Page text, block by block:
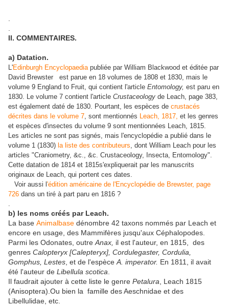
II. COMMENTAIRES.
a) Datation.
L'Edinburgh Encyclopaedia publiée par William Blackwood et éditée par
David Brewster est parue en 18 volumes de 1808 et 1830, mais le
volume 9 England to Fruit, qui contient l'article Entomology, est paru en
1830. Le volume 7 contient l'article Crustaceology de Leach, page 383,
est également daté de 1830. Pourtant, les espèces de crustacés
décrites dans le volume 7 , sont mentionnés Leach, 1817, et les genres
et espèces d'insectes du volume 9 sont mentionnées Leach, 1815.
Les articles ne sont pas signés, mais l'encyclopédie a publié dans le
volume 1 (1830) la liste des contributeurs , dont William Leach pour les
articles "Craniometry, &c., &c. Crustaceology, Insecta, Entomology".
Cette datation de 1814 et 1815s'expliquerait par les manuscrits
originaux de Leach, qui portent ces dates.
Voir aussi l'édition américaine de l'Encyclopédie de Brewster, page
726 dans un tiré à part paru en 1816 ?
b) les noms créés par Leach.
La base Animalbase dénombre 42 taxons nommés par Leach et
encore en usage, des Mammifères jusqu'aux Céphalopodes.
Parmi les Odonates, outre Anax, il est l'auteur, en 1815, des
genres Calopteryx [Calepteryx], Cordulegaster, Cordulia,
Gomphus, Lestes , et de l'espèce A. imperator. En 1811, il avait
été l'auteur de Libellula scotica
Il faudrait ajouter à cette liste le genre Petalura , Leach 1815
(Anisoptera).Ou bien la famille des Aeschnidae et des
Libellulidae, etc.